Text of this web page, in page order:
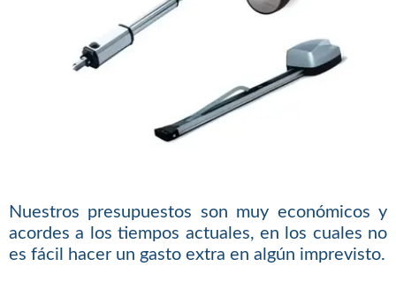
Nuestros presupuestos son muy económicos y
acordes a los tiempos actuales, en los cuales no
es fácil hacer un gasto extra en algún imprevisto.